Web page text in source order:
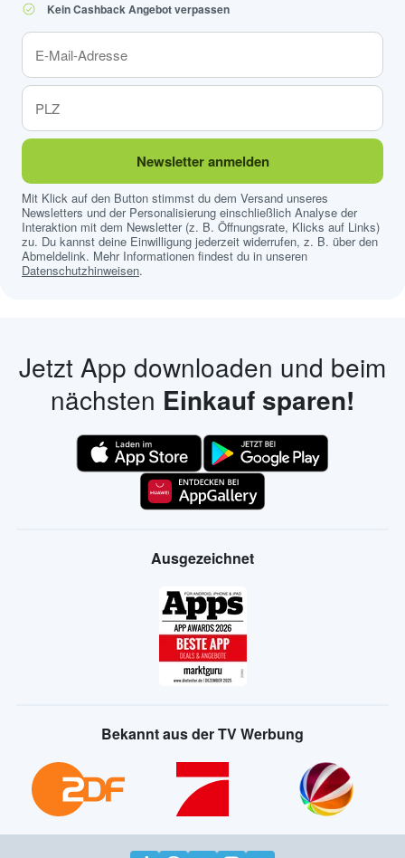
Kein Cashback Angebot verpassen
Newsletter anmelden
Mit Klick auf den Button stimmst du dem Versand unseres
Newsletters und der Personalisierung einschließlich Analyse der
Interaktion mit dem Newsletter (z. B. Öffnungsrate, Klicks auf Links)
zu. Du kannst deine Einwilligung jederzeit widerrufen, z. B. über den
Abmeldelink. Mehr Informationen findest du in unseren
Datenschutzhinweisen.
Jetzt App downloaden und beim
nächsten Einkauf sparen!
Ausgezeichnet
Bekannt aus der TV Werbung